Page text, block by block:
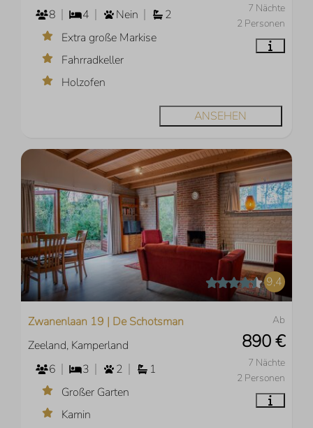
7 Nächte
2 Personen
8
4 Nein
2
Extra große Markise
Fahrradkeller
Holzofen
ANSEHEN
9,4
Ab
890 €
7 Nächte
2 Personen
Zwanenlaan 19 | De Schotsman
Zeeland, Kamperland
6
3 2
1
Großer Garten
Kamin